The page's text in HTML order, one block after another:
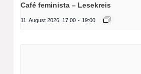
Café feminista – Lesekreis
11. August 2026, 17:00 - 19:00